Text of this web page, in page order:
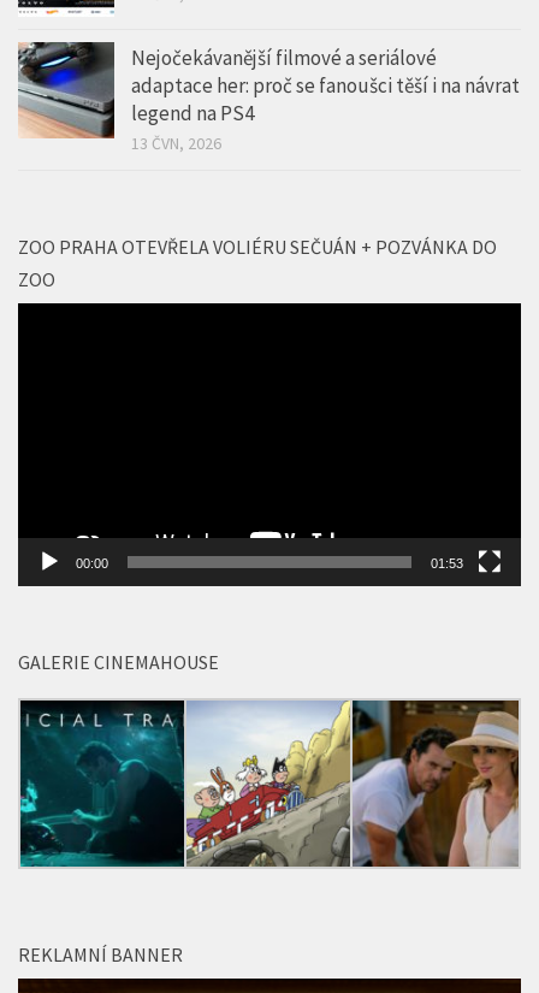
Nejočekávanější filmové a seriálové
adaptace her: proč se fanoušci těší i na návrat
legend na PS4
13 ČVN, 2026
ZOO PRAHA OTEVŘELA VOLIÉRU SEČUÁN + POZVÁNKA DO
ZOO
00:00 01:53
GALERIE CINEMAHOUSE
REKLAMNÍ BANNER